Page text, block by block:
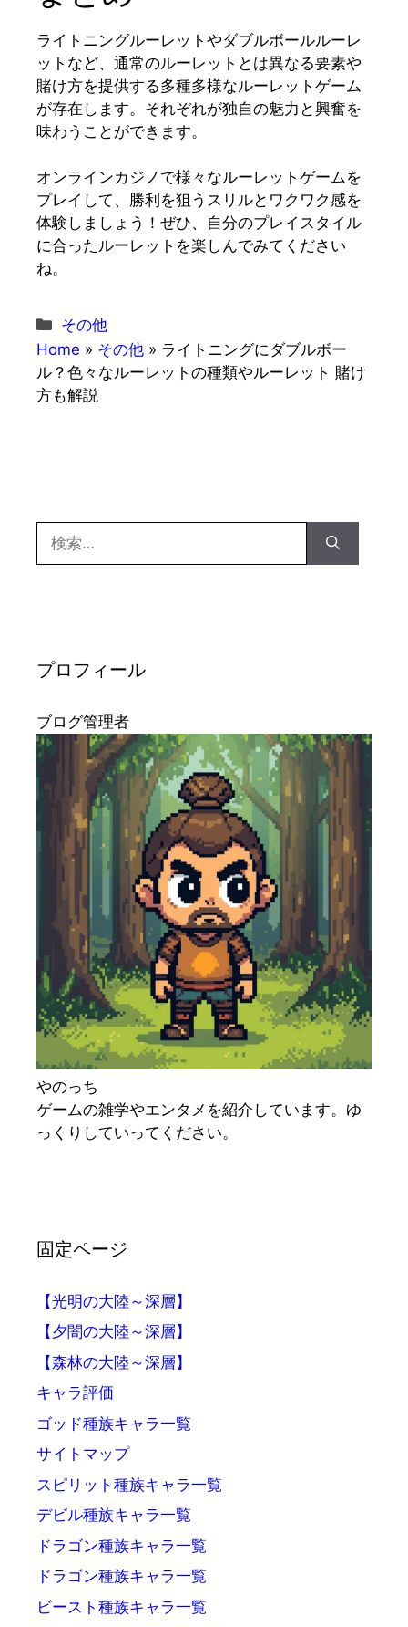
ライトニングルーレットやダブルボールルーレ
ットなど、通常のルーレットとは異なる要素や
賭け方を提供する多種多様なルーレットゲーム
が存在します。それぞれが独自の魅力と興奮を
味わうことができます。
オンラインカジノで様々なルーレットゲームを
プレイして、勝利を狙うスリルとワクワク感を
体験しましょう！ぜひ、自分のプレイスタイル
に合ったルーレットを楽しんでみてください
ね。
カ
テ
ゴ
リ
その他
Home » その他 » ライトニングにダブルボー
ル？色々なルーレットの種類やルーレット 賭け
方も解説
索:
プロフィール
ブログ管理者
やのっち
ゲームの雑学やエンタメを紹介しています。ゆ
っくりしていってください。
固定ページ
【光明の大陸～深層】
【夕闇の大陸～深層】
【森林の大陸～深層】
キャラ評価
ゴッド種族キャラ一覧
サイトマップ
スピリット種族キャラ一覧
デビル種族キャラ一覧
ドラゴン種族キャラ一覧
ドラゴン種族キャラ一覧
ビースト種族キャラ一覧